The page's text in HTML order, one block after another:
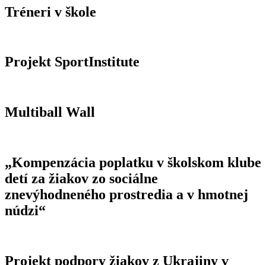
Tréneri v škole
Projekt SportInstitute
Multiball Wall
„Kompenzácia poplatku v školskom klube
detí za žiakov zo sociálne
znevýhodneného prostredia a v hmotnej
núdzi“
Projekt podpory žiakov z Ukrajiny v